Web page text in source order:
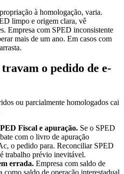
à homologação, varia.
limpo e origem clara, vê
Empresa com SPED inconsistente
mais de um ano. Em casos com
o pedido de e-
ou parcialmente homologados cai
Fiscal e apuração. Se o SPED
com o livro de apuração
o pedido para. Reconciliar SPED
trabalho prévio inevitável.
errada. Empresa com saldo de